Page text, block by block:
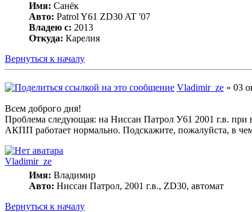
Имя: Санёк
Авто: Patrol Y61 ZD30 AT '07
Владею с: 2013
Откуда: Карелия
Вернуться к началу
Vladimir_ze » 03
Всем доброго дня!
Проблема следующая: на Ниссан Патрол У61 2001 г.в. при
АКПП работает нормально. Подскажите, пожалуйста, в
Vladimir_ze
Имя: Владимир
Авто: Ниссан Патрол, 2001 г.в., ZD30, автомат
Вернуться к началу